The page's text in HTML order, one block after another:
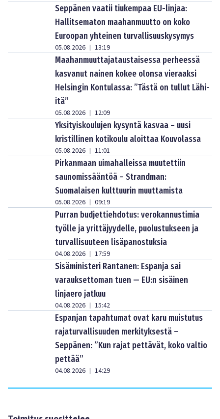
Seppänen vaatii tiukempaa EU-linjaa:
Hallitsematon maahanmuutto on koko
Euroopan yhteinen turvallisuuskysymys
05.08.2026 | 13:19
Maahanmuuttajataustaisessa perheessä
kasvanut nainen kokee olonsa vieraaksi
Helsingin Kontulassa: ”Tästä on tullut Lähi-
itä”
05.08.2026 | 12:09
Yksityiskoulujen kysyntä kasvaa – uusi
kristillinen kotikoulu aloittaa Kouvolassa
05.08.2026 | 11:01
Pirkanmaan uimahalleissa muutettiin
saunomissääntöä – Strandman:
Suomalaisen kulttuurin muuttamista
05.08.2026 | 09:19
Purran budjettiehdotus: verokannustimia
työlle ja yrittäjyydelle, puolustukseen ja
turvallisuuteen lisäpanostuksia
04.08.2026 | 17:59
Sisäministeri Rantanen: Espanja sai
varauksettoman tuen — EU:n sisäinen
linjaero jatkuu
04.08.2026 | 15:42
Espanjan tapahtumat ovat karu muistutus
rajaturvallisuuden merkityksestä –
Seppänen: ”Kun rajat pettävät, koko valtio
pettää”
04.08.2026 | 14:29